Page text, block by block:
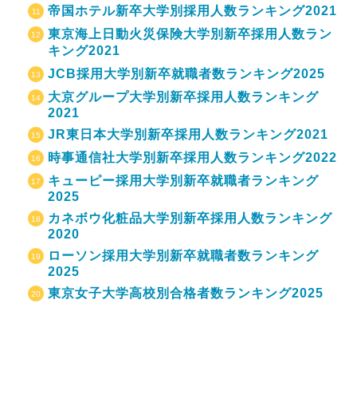
帝国ホテル新卒大学別採用人数ランキング2021
東京海上日動火災保険大学別新卒採用人数ラン
キング2021
JCB採用大学別新卒就職者数ランキング2025
大京グループ大学別新卒採用人数ランキング
2021
JR東日本大学別新卒採用人数ランキング2021
時事通信社大学別新卒採用人数ランキング2022
キューピー採用大学別新卒就職者ランキング
2025
カネボウ化粧品大学別新卒採用人数ランキング
2020
ローソン採用大学別新卒就職者数ランキング
2025
東京女子大学高校別合格者数ランキング2025